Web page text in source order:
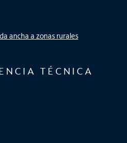
ancha a zonas rurales
TÉCNICA